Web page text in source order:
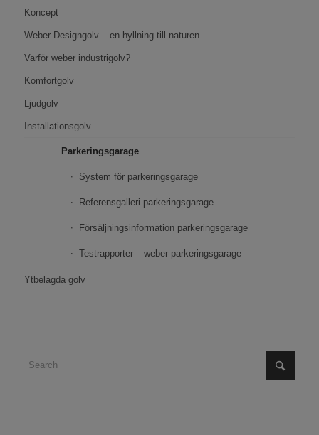
Koncept
Weber Designgolv – en hyllning till naturen
Varför weber industrigolv?
Komfortgolv
Ljudgolv
Installationsgolv
Parkeringsgarage
System för parkeringsgarage
Referensgalleri parkeringsgarage
Försäljningsinformation parkeringsgarage
Testrapporter – weber parkeringsgarage
Ytbelagda golv